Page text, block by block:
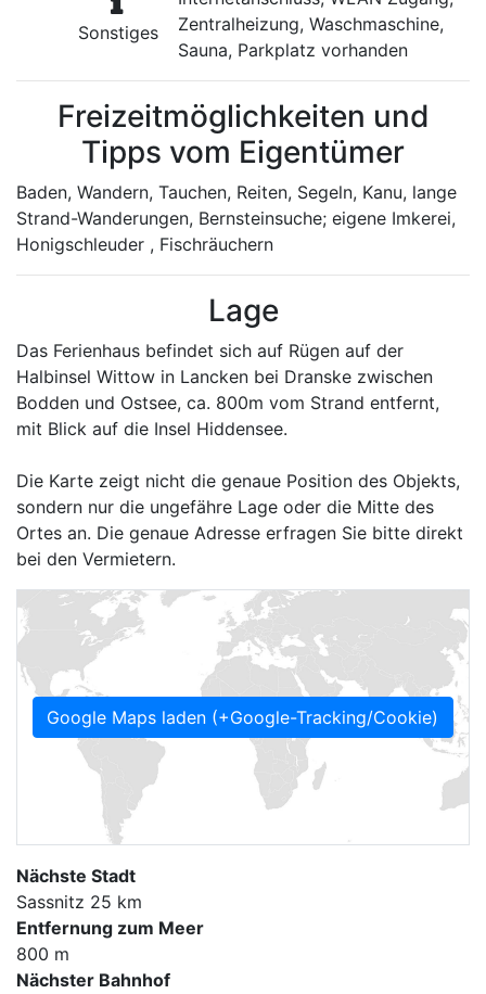
Sonstiges
Zentralheizung, Waschmaschine,
Sauna, Parkplatz vorhanden
Freizeitmöglichkeiten und
Tipps vom Eigentümer
Baden, Wandern, Tauchen, Reiten, Segeln, Kanu, lange
Strand-Wanderungen, Bernsteinsuche; eigene Imkerei,
Honigschleuder , Fischräuchern
Lage
Das Ferienhaus befindet sich auf Rügen auf der
Halbinsel Wittow in Lancken bei Dranske zwischen
Bodden und Ostsee, ca. 800m vom Strand entfernt,
mit Blick auf die Insel Hiddensee.
Die Karte zeigt nicht die genaue Position des Objekts,
sondern nur die ungefähre Lage oder die Mitte des
Ortes an. Die genaue Adresse erfragen Sie bitte direkt
bei den Vermietern.
Google Maps laden (+Google-Tracking/Cookie)
Nächste Stadt
Sassnitz 25 km
Entfernung zum Meer
800 m
Nächster Bahnhof